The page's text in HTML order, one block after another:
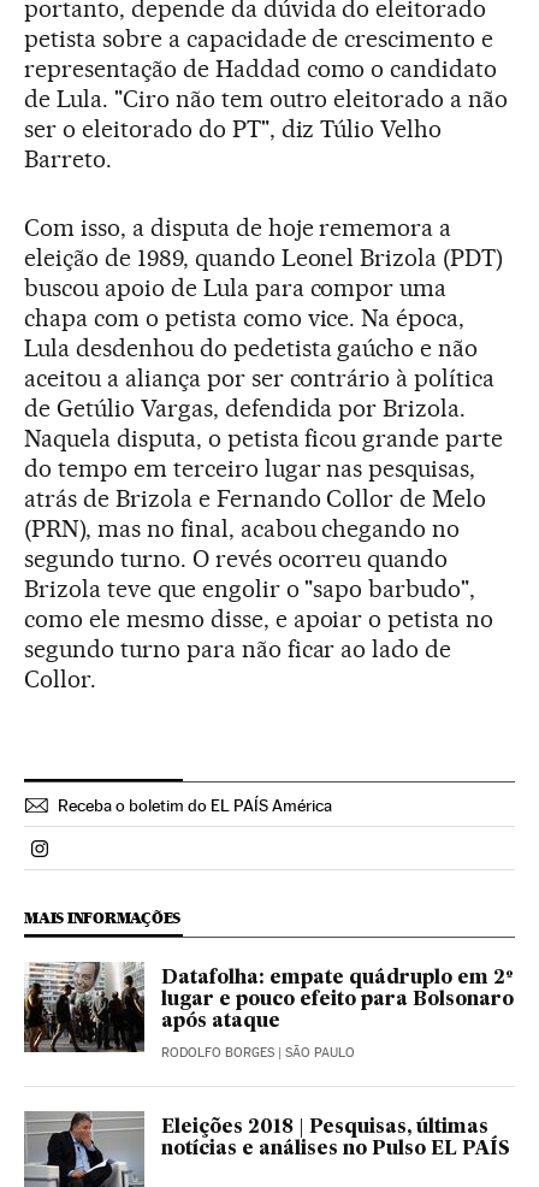
portanto, depende da dúvida do eleitorado
petista sobre a capacidade de crescimento e
representação de Haddad como o candidato
de Lula. "Ciro não tem outro eleitorado a não
ser o eleitorado do PT", diz Túlio Velho
Barreto.
Com isso, a disputa de hoje rememora a
eleição de 1989, quando Leonel Brizola (PDT)
buscou apoio de Lula para compor uma
chapa com o petista como vice. Na época,
Lula desdenhou do pedetista gaúcho e não
aceitou a aliança por ser contrário à política
de Getúlio Vargas, defendida por Brizola.
Naquela disputa, o petista ficou grande parte
do tempo em terceiro lugar nas pesquisas,
atrás de Brizola e Fernando Collor de Melo
(PRN), mas no final, acabou chegando no
segundo turno. O revés ocorreu quando
Brizola teve que engolir o "sapo barbudo",
como ele mesmo disse, e apoiar o petista no
segundo turno para não ficar ao lado de
Collor.
Receba o boletim do EL PAÍS América
Politica El País Brasil en Instagram
MAIS INFORMAÇÕES
Datafolha: empate quádruplo em 2º
lugar e pouco efeito para Bolsonaro
após ataque
RODOLFO BORGES | SÃO PAULO
Eleições 2018 | Pesquisas, últimas
notícias e análises no Pulso EL PAÍS